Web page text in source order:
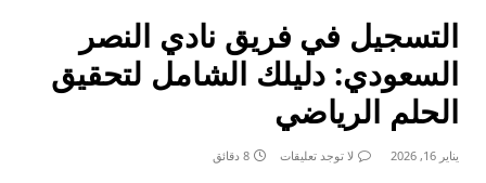
التسجيل في فريق نادي النصر
السعودي: دليلك الشامل لتحقيق
الحلم الرياضي
يناير 16, 2026 لا توجد تعليقات 8 دقائق